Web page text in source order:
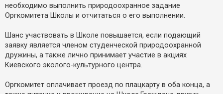
необходимо выполнить природоохранное задание
Оргкомитета Школы и отчитаться о его выполнении.
Шанс участвовать в Школе повышается, если подающий
заявку является членом студенческой природоохранной
дружины, а также лично принимает участие в акциях
Киевского эколого-культурного центра.
Оргкомитет оплачивает проезд по плацкарту в оба конца, а